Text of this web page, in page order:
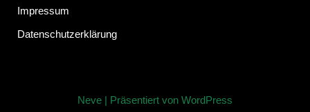
Impressum
Datenschutzerklärung
Neve | Präsentiert von WordPress